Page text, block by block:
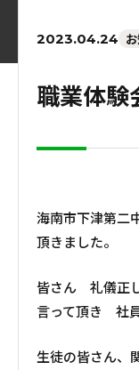
2023.04.24
職業体
海南市下津第二
頂きました。
皆さん 礼儀正
言って頂き 社
生徒の皆さん、